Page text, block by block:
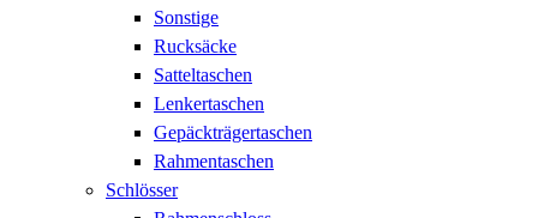
Sonstige
Rucksäcke
Satteltaschen
Lenkertaschen
Gepäckträgertaschen
Rahmentaschen
Schlösser